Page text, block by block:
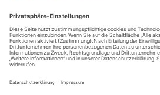
Titel hervorheben Inhalt hervorheben
Einstellungen zurücksetzen